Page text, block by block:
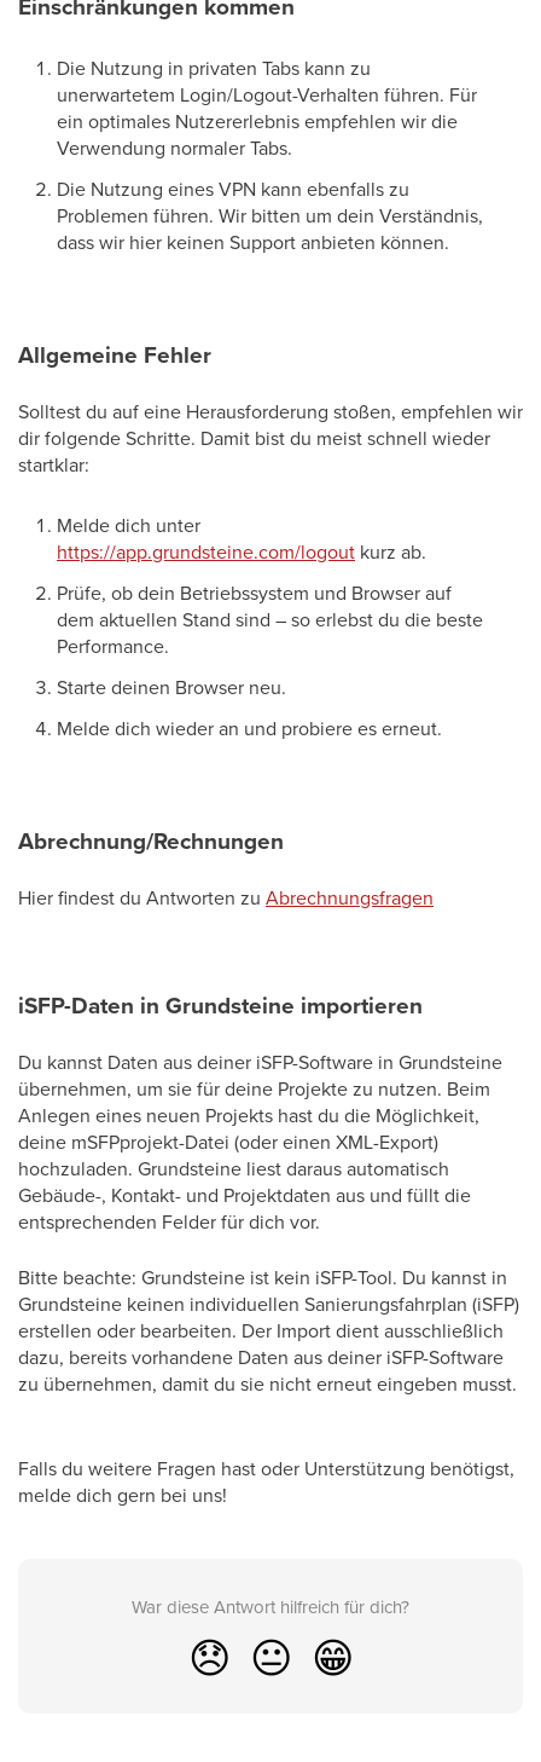
Die Nutzung in privaten Tabs kann zu
unerwartetem Login/Logout-Verhalten führen. Für
ein optimales Nutzererlebnis empfehlen wir die
Verwendung normaler Tabs.
Die Nutzung eines VPN kann ebenfalls zu
Problemen führen. Wir bitten um dein Verständnis,
dass wir hier keinen Support anbieten können.
Allgemeine Fehler
Solltest du auf eine Herausforderung stoßen, empfehlen wir
dir folgende Schritte. Damit bist du meist schnell wieder
startklar:
Melde dich unter
https://app.grundsteine.com/logout kurz ab.
Prüfe, ob dein Betriebssystem und Browser auf
dem aktuellen Stand sind – so erlebst du die beste
Performance.
Starte deinen Browser neu.
Melde dich wieder an und probiere es erneut.
Abrechnung/Rechnungen
Hier findest du Antworten zu Abrechnungsfragen
iSFP-Daten in Grundsteine importieren
Du kannst Daten aus deiner iSFP-Software in Grundsteine
übernehmen, um sie für deine Projekte zu nutzen. Beim
Anlegen eines neuen Projekts hast du die Möglichkeit,
deine mSFPprojekt-Datei (oder einen XML-Export)
hochzuladen. Grundsteine liest daraus automatisch
Gebäude-, Kontakt- und Projektdaten aus und füllt die
entsprechenden Felder für dich vor.
Bitte beachte: Grundsteine ist kein iSFP-Tool. Du kannst in
Grundsteine keinen individuellen Sanierungsfahrplan (iSFP)
erstellen oder bearbeiten. Der Import dient ausschließlich
dazu, bereits vorhandene Daten aus deiner iSFP-Software
zu übernehmen, damit du sie nicht erneut eingeben musst.
Falls du weitere Fragen hast oder Unterstützung benötigst,
melde dich gern bei uns!
War diese Antwort hilfreich für dich?
😞 😐 😁